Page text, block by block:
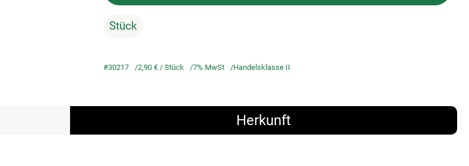
Stück
#30217 2,90 € / Stück 7% MwSt Handelsklasse II
Herkunft